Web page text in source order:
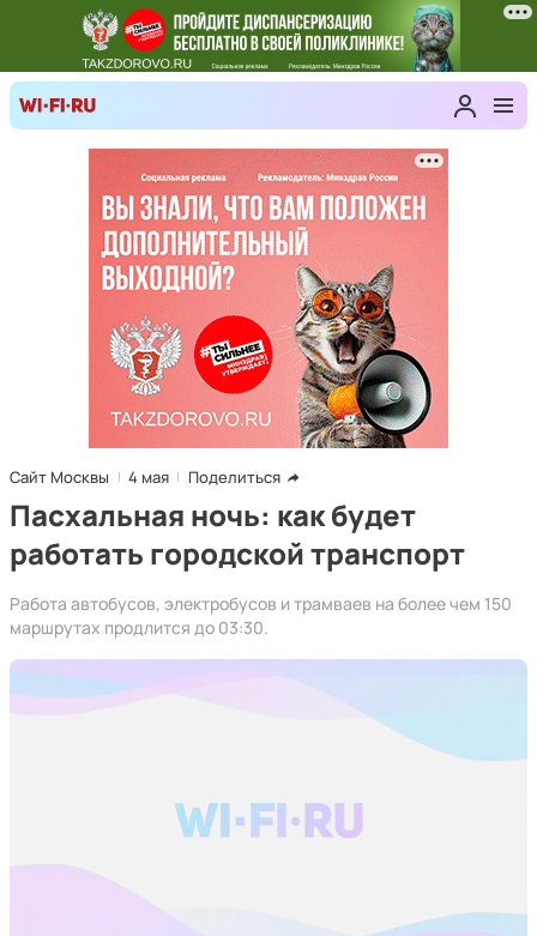
Сайт Москвы 4 мая Поделиться
Пасхальная ночь: как будет
работать городской транспорт
Работа автобусов, электробусов и трамваев на более чем 150
маршрутах продлится до 03:30.